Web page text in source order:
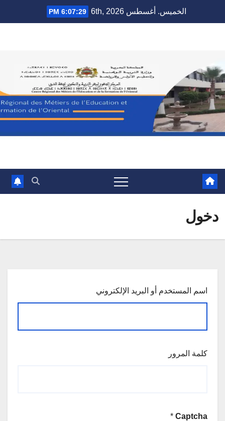
to
الخميس. أغسطس 6th, 2026 6:07:30 PM
دخول
اسم المستخدم أو البريد الإلكتروني
كلمة المرور
Captcha
*